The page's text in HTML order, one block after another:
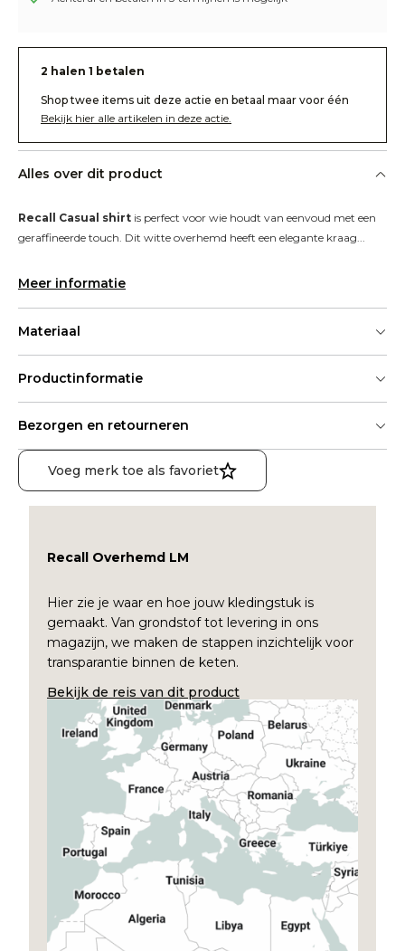
2 halen 1 betalen
Shop twee items uit deze actie en betaal maar voor één
Bekijk hier alle artikelen in deze actie.
Alles over dit product
Recall Casual shirt is perfect voor wie houdt van eenvoud met een
geraffineerde touch. Dit witte overhemd heeft een elegante kraag...
Meer informatie
Materiaal
Productinformatie
Bezorgen en retourneren
Voeg merk toe als favoriet
Recall Overhemd LM
Hier zie je waar en hoe jouw kledingstuk is
gemaakt. Van grondstof tot levering in ons
magazijn, we maken de stappen inzichtelijk voor
transparantie binnen de keten.
Bekijk de reis van dit product